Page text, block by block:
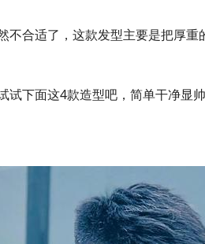
不合适了，这款发型主要是把厚
下面这4款造型吧，简单干净显帅